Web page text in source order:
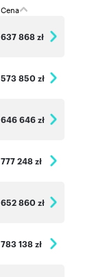
Cena
637 868 zł
573 850 zł
646 646 zł
777 248 zł
652 860 zł
783 138 zł